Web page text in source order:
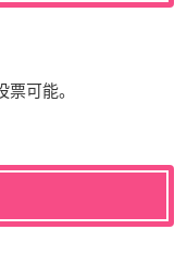
票可能。